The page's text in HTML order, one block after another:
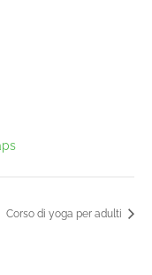
Corso di yoga per adulti